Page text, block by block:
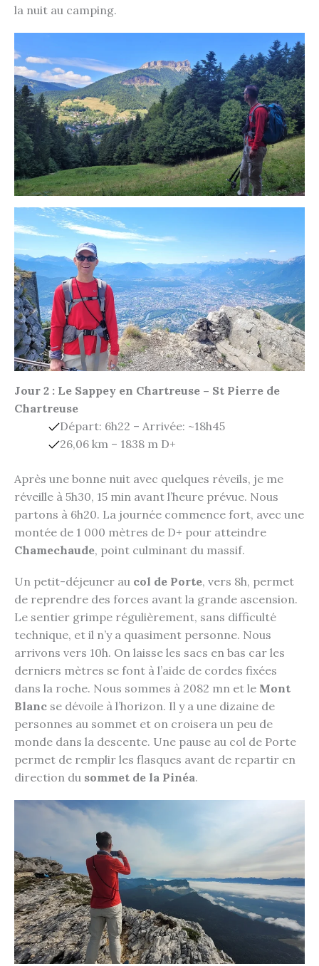
la nuit au camping.
Jour 2 : Le Sappey en Chartreuse – St Pierre de
Chartreuse
Départ: 6h22 – Arrivée: ~18h45
26,06 km – 1838 m D+
Après une bonne nuit avec quelques réveils, je me
réveille à 5h30, 15 min avant l’heure prévue. Nous
partons à 6h20. La journée commence fort, avec une
montée de 1 000 mètres de D+ pour atteindre
Chamechaude, point culminant du massif.
Un petit-déjeuner au col de Porte, vers 8h, permet
de reprendre des forces avant la grande ascension.
Le sentier grimpe régulièrement, sans difficulté
technique, et il n’y a quasiment personne. Nous
arrivons vers 10h. On laisse les sacs en bas car les
derniers mètres se font à l’aide de cordes fixées
dans la roche. Nous sommes à 2082 mn et le Mont
Blanc se dévoile à l’horizon. Il y a une dizaine de
personnes au sommet et on croisera un peu de
monde dans la descente. Une pause au col de Porte
permet de remplir les flasques avant de repartir en
direction du sommet de la Pinéa.